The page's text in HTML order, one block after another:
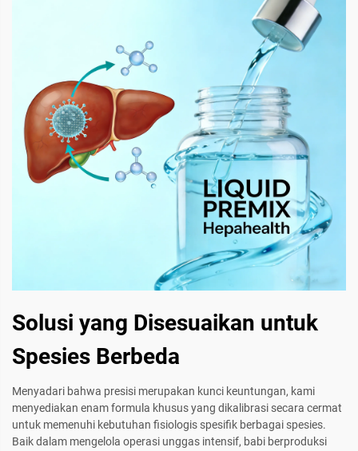
Solusi yang Disesuaikan untuk
Spesies Berbeda
Menyadari bahwa presisi merupakan kunci keuntungan, kami
menyediakan enam formula khusus yang dikalibrasi secara cermat
untuk memenuhi kebutuhan fisiologis spesifik berbagai spesies.
Baik dalam mengelola operasi unggas intensif, babi berproduksi